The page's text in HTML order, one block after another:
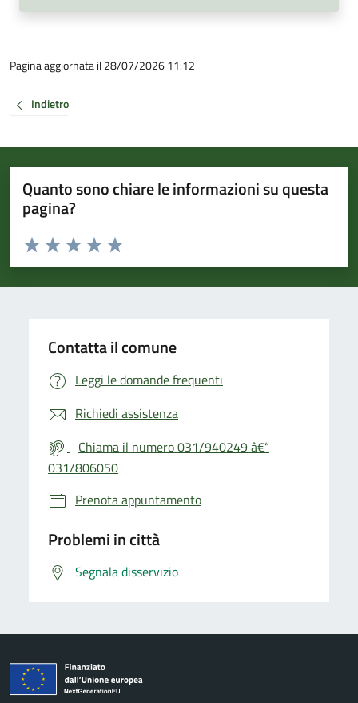
Pagina aggiornata il 28/07/2026 11:12
Indietro
Quanto sono chiare le informazioni su questa
pagina?
Valuta da 1 a 5 stelle la pagina
Valuta 5 stelle su 5
Valuta 4 stelle su 5
Valuta 3 stelle su 5
Valuta 2 stelle su 5
Valuta 1 stelle su 5
Contatta il comune
Leggi le domande frequenti
Richiedi assistenza
Chiama il numero 031/940249 â€“
031/806050
Prenota appuntamento
Problemi in città
Segnala disservizio